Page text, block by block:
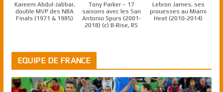
Kareem Abdul-Jabbar,
double MVP des NBA
Finals (1971 & 1985)
Tony Parker – 17
saisons avec les San
Antonio Spurs (2001-
2018) (c) B-Rise, RS
Lebron James, ses
prouesses au Miami
Heat (2010-2014)
EQUIPE DE FRANCE